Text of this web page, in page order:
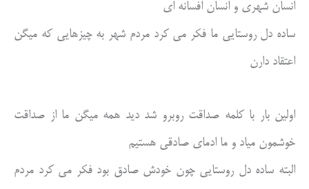
انسان شهری و انسان افسانه ای
ساده دل روستایی ما فکر می کرد مردم شهر به چیزهایی که میگن
اعتقاد دارن
اولین بار با کلمه صداقت روبرو شد دید همه میگن ما از صداقت
خوشمون میاد و ما ادمای صادقی هستیم
البته ساده دل روستایی چون خودش صادق بود فکر می کرد مردم